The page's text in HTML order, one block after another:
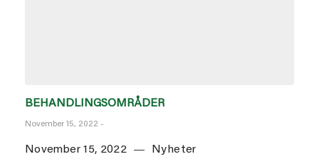
BEHANDLINGSOMRÅDER
November 15, 2022 -
November 15, 2022 Nyheter